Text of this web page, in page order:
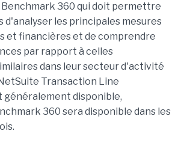
Benchmark 360 qui doit permettre
d'analyser les principales mesures
et financières et de comprendre
par rapport à celles
dans leur secteur d'activité
Transaction Line
généralement disponible,
360 sera disponible dans les